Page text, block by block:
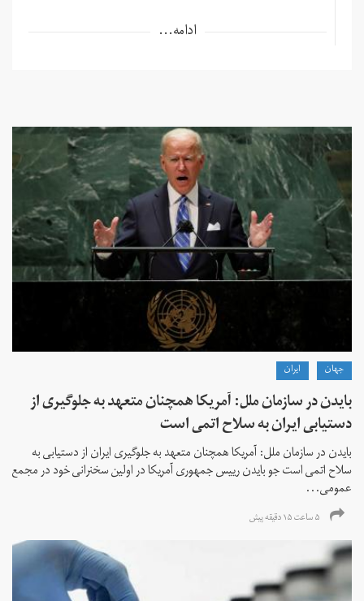
ادامه...
جهان ايران
بایدن در سازمان ملل: آمریکا همچنان متعهد به جلوگیری از
دستیابی ایران به سلاح اتمی است
بایدن در سازمان ملل: آمریکا همچنان متعهد به جلوگیری ایران از دستیابی به
سلاح اتمی است جو بایدن رییس جمهوری آمریکا در اولین سخنرانی خود در مجمع
عمومی...
۵ ساعت ۱۵ دقیقه پیش